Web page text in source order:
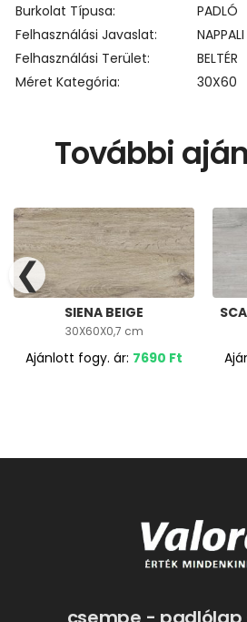
Burkolat Típusa
PADLÓ
Felhasználási Javaslat
Felhasználási Terület
BELTÉR
Méret Kategória
30X60
További
SIENA BEIGE
30X60X0,7 cm
Ajánlott fogy. ár: 7690 Ft
❮